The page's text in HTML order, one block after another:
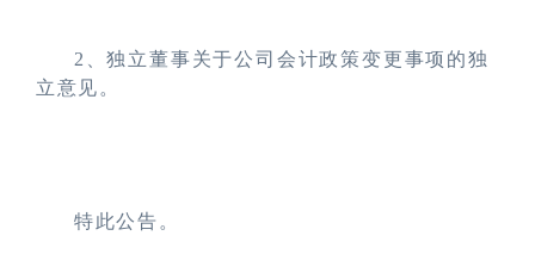
2 、独立董事关于公司会计政策变更事项的独
立意见。
特此公告。